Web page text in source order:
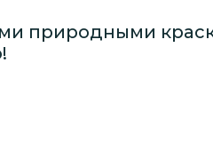
природными